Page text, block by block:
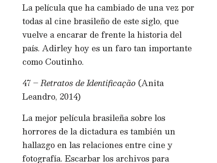
La película que ha cambiado de una vez por
todas al cine brasileño de este siglo, que
vuelve a encarar de frente la historia del
país. Adirley hoy es un faro tan importante
como Coutinho.
47 –Retratos de Identificação (Anita
Leandro, 2014)
La mejor película brasileña sobre los
horrores de la dictadura es también un
hallazgo en las relaciones entre cine y
fotografía. Escarbar los archivos para